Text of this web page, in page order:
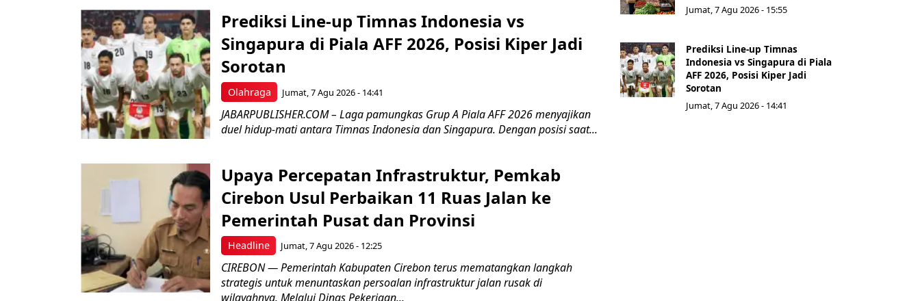
Olahraga
Prediksi Line-up Timnas Indonesia vs
Singapura di Piala AFF 2026, Posisi Kiper Jadi
Sorotan
Jumat, 7 Agu 2026 - 14:41
JABARPUBLISHER.COM – Laga pamungkas Grup A Piala AFF 2026 menyajikan
duel hidup-mati antara Timnas Indonesia dan Singapura. Dengan posisi saat...
Headline
Upaya Percepatan Infrastruktur, Pemkab
Cirebon Usul Perbaikan 11 Ruas Jalan ke
Pemerintah Pusat dan Provinsi
Jumat, 7 Agu 2026 - 12:25
CIREBON — Pemerintah Kabupaten Cirebon terus mematangkan langkah
strategis untuk menuntaskan persoalan infrastruktur jalan rusak di
wilayahnya. Melalui Dinas Pekerjaan...
Jumat, 7 Agu 2026 - 15:55
Prediksi Line-up Timnas
Indonesia vs Singapura di Piala
AFF 2026, Posisi Kiper Jadi
Sorotan
Jumat, 7 Agu 2026 - 14:41